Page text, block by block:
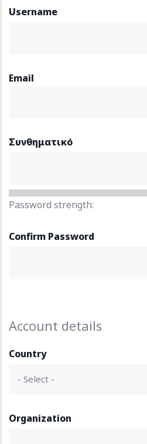
Username
Email
Συνθηματικό
Password strength:
Confirm Password
Account details
Country
Organization